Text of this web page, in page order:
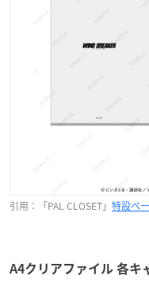
引用：「PAL CLOSET」 特設ペ
A4クリアファイル 各キ